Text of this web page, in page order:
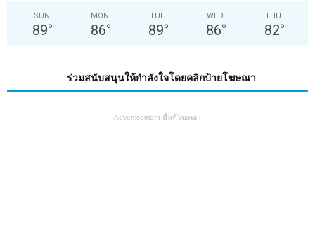
SUN
89°
MON
86°
TUE
89°
WED
86°
THU
82°
ร่วมสนับสนุนให้กำลังใจโดยคลิกป้ายโฆษณา
- Advertisement พื้นที่โฆษณา -